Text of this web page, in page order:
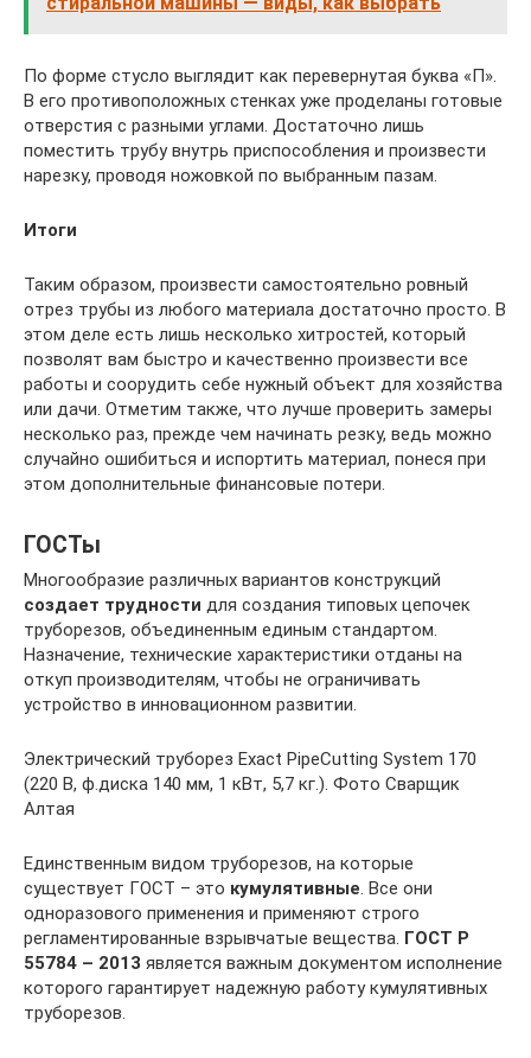
По форме стусло выглядит как перевернутая буква «П».
В его противоположных стенках уже проделаны готовые
отверстия с разными углами. Достаточно лишь
поместить трубу внутрь приспособления и произвести
нарезку, проводя ножовкой по выбранным пазам.
Итоги
Таким образом, произвести самостоятельно ровный
отрез трубы из любого материала достаточно просто. В
этом деле есть лишь несколько хитростей, который
позволят вам быстро и качественно произвести все
работы и соорудить себе нужный объект для хозяйства
или дачи. Отметим также, что лучше проверить замеры
несколько раз, прежде чем начинать резку, ведь можно
случайно ошибиться и испортить материал, понеся при
этом дополнительные финансовые потери.
ГОСТы
Многообразие различных вариантов конструкций
создает трудности для создания типовых цепочек
труборезов, объединенным единым стандартом.
Назначение, технические характеристики отданы на
откуп производителям, чтобы не ограничивать
устройство в инновационном развитии.
Электрический труборез Exact PipeCutting System 170
(220 В, ф.диска 140 мм, 1 кВт, 5,7 кг.). Фото Сварщик
Алтая
Единственным видом труборезов, на которые
существует ГОСТ – это кумулятивные. Все они
одноразового применения и применяют строго
регламентированные взрывчатые вещества. ГОСТ Р
55784 – 2013 является важным документом исполнение
которого гарантирует надежную работу кумулятивных
труборезов.